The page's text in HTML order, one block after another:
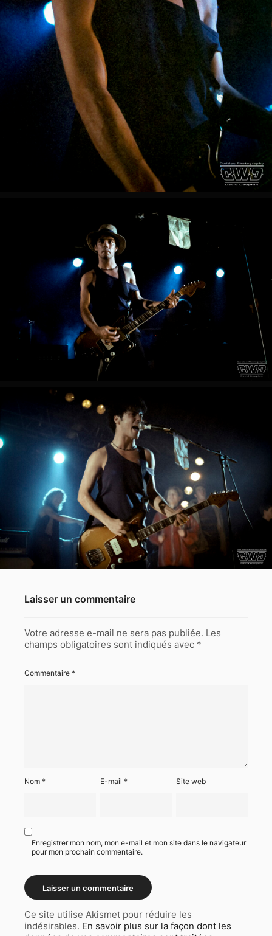
Laisser un commentaire
Votre adresse e-mail ne sera pas publiée. Les
champs obligatoires sont indiqués avec *
Commentaire *
Nom * E-mail* Site web
Enregistrer mon nom, mon e-mail et mon site dans le navigateur
pour mon prochain commentaire.
Ce site utilise Akismet pour réduire les
indésirables. En savoir plus sur la façon dont les